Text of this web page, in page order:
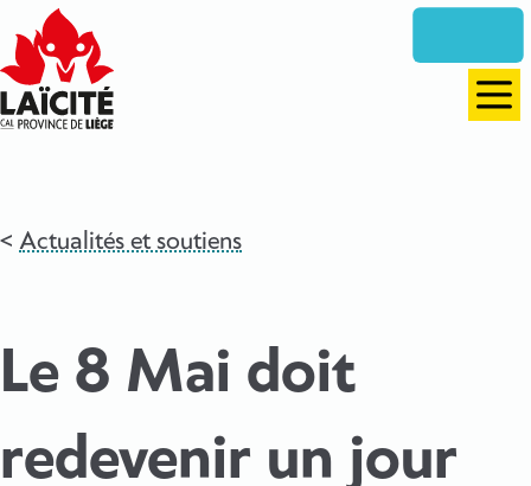
directement
vers
le
contenu
Actualités et soutiens
Le 8 Mai doit
redevenir un jour